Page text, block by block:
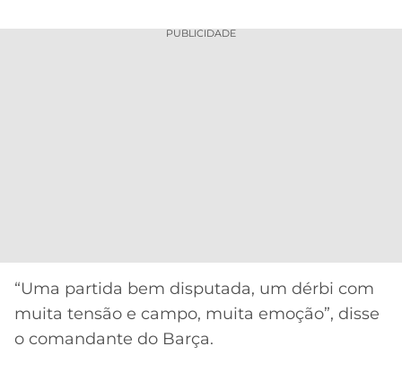
PUBLICIDADE
“Uma partida bem disputada, um dérbi com
muita tensão e campo, muita emoção”, disse
o comandante do Barça.